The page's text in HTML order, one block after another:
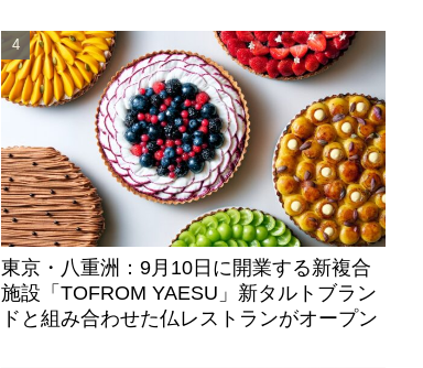
東京・八重洲：9月10日に開業する新複合
施設「TOFROM YAESU」新タルトブラン
ドと組み合わせた仏レストランがオープン